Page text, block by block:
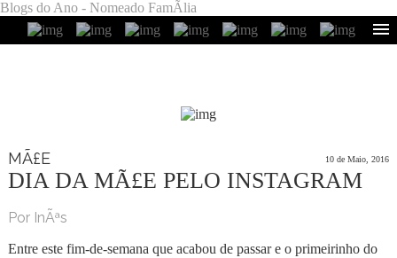
Blogs do Ano - Nomeado FamÃ­lia
MÃ£E 10 de Maio, 2016
DIA DA MÃ£E PELO INSTAGRAM
Por InÃªs
Entre este fim-de-semana que acabou de passar e o primeirinho do